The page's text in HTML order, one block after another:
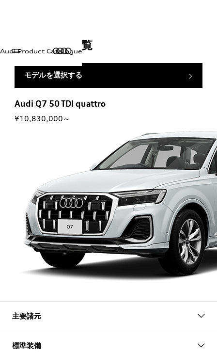
Audi Product Catalogue
諸元／装備一覧
モデルを選択する
Audi Q7 50 TDI quattro
¥10,830,000～
主要諸元
標準装備